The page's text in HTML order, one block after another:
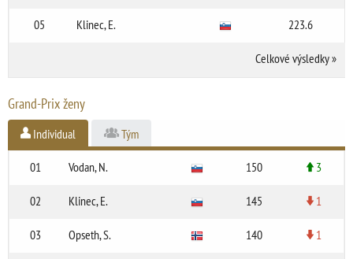
05 Klinec, E. 223.6
Celkové výsledky»
Grand-Prix ženy
Individual Tým
01 Vodan, N. 150 3
02 Klinec, E. 145 1
03 Opseth, S. 140 1